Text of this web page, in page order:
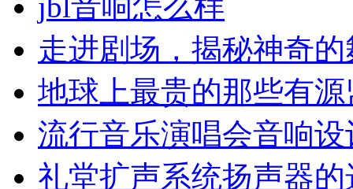
走进剧场，揭秘神奇
地球上最贵的那些有
流行音乐演唱会音响
礼堂扩声系统扬声器的